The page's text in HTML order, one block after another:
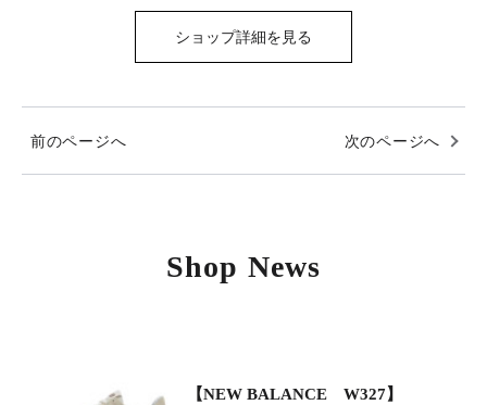
ショップ詳細を見る
前のページへ 次のページへ
Shop News
【NEW BALANCE W327】